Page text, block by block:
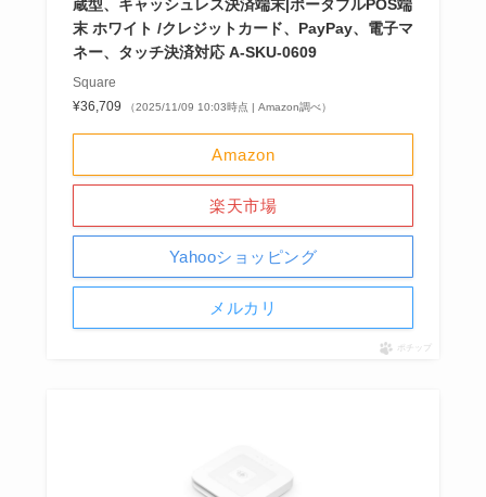
蔵型、キャッシュレス決済端末|ポータブルPOS端
末 ホワイト /クレジットカード、PayPay、電子マ
ネー、タッチ決済対応 A-SKU-0609
Square
¥36,709
（2025/11/09 10:03時点 | Amazon調べ）
Amazon
楽天市場
Yahooショッピング
メルカリ
ポチップ